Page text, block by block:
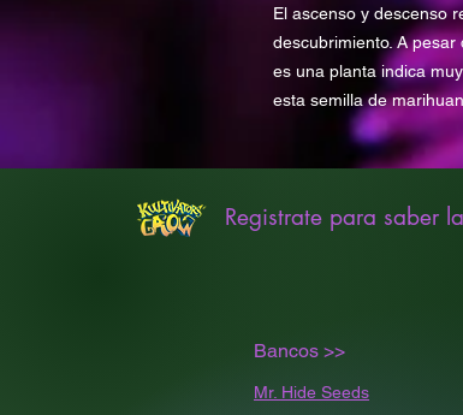
El ascenso y descenso
descubrimiento. A pesar
es una planta indica
esta semilla de
Registrate para saber
Bancos >>
Mr. Hide Seeds